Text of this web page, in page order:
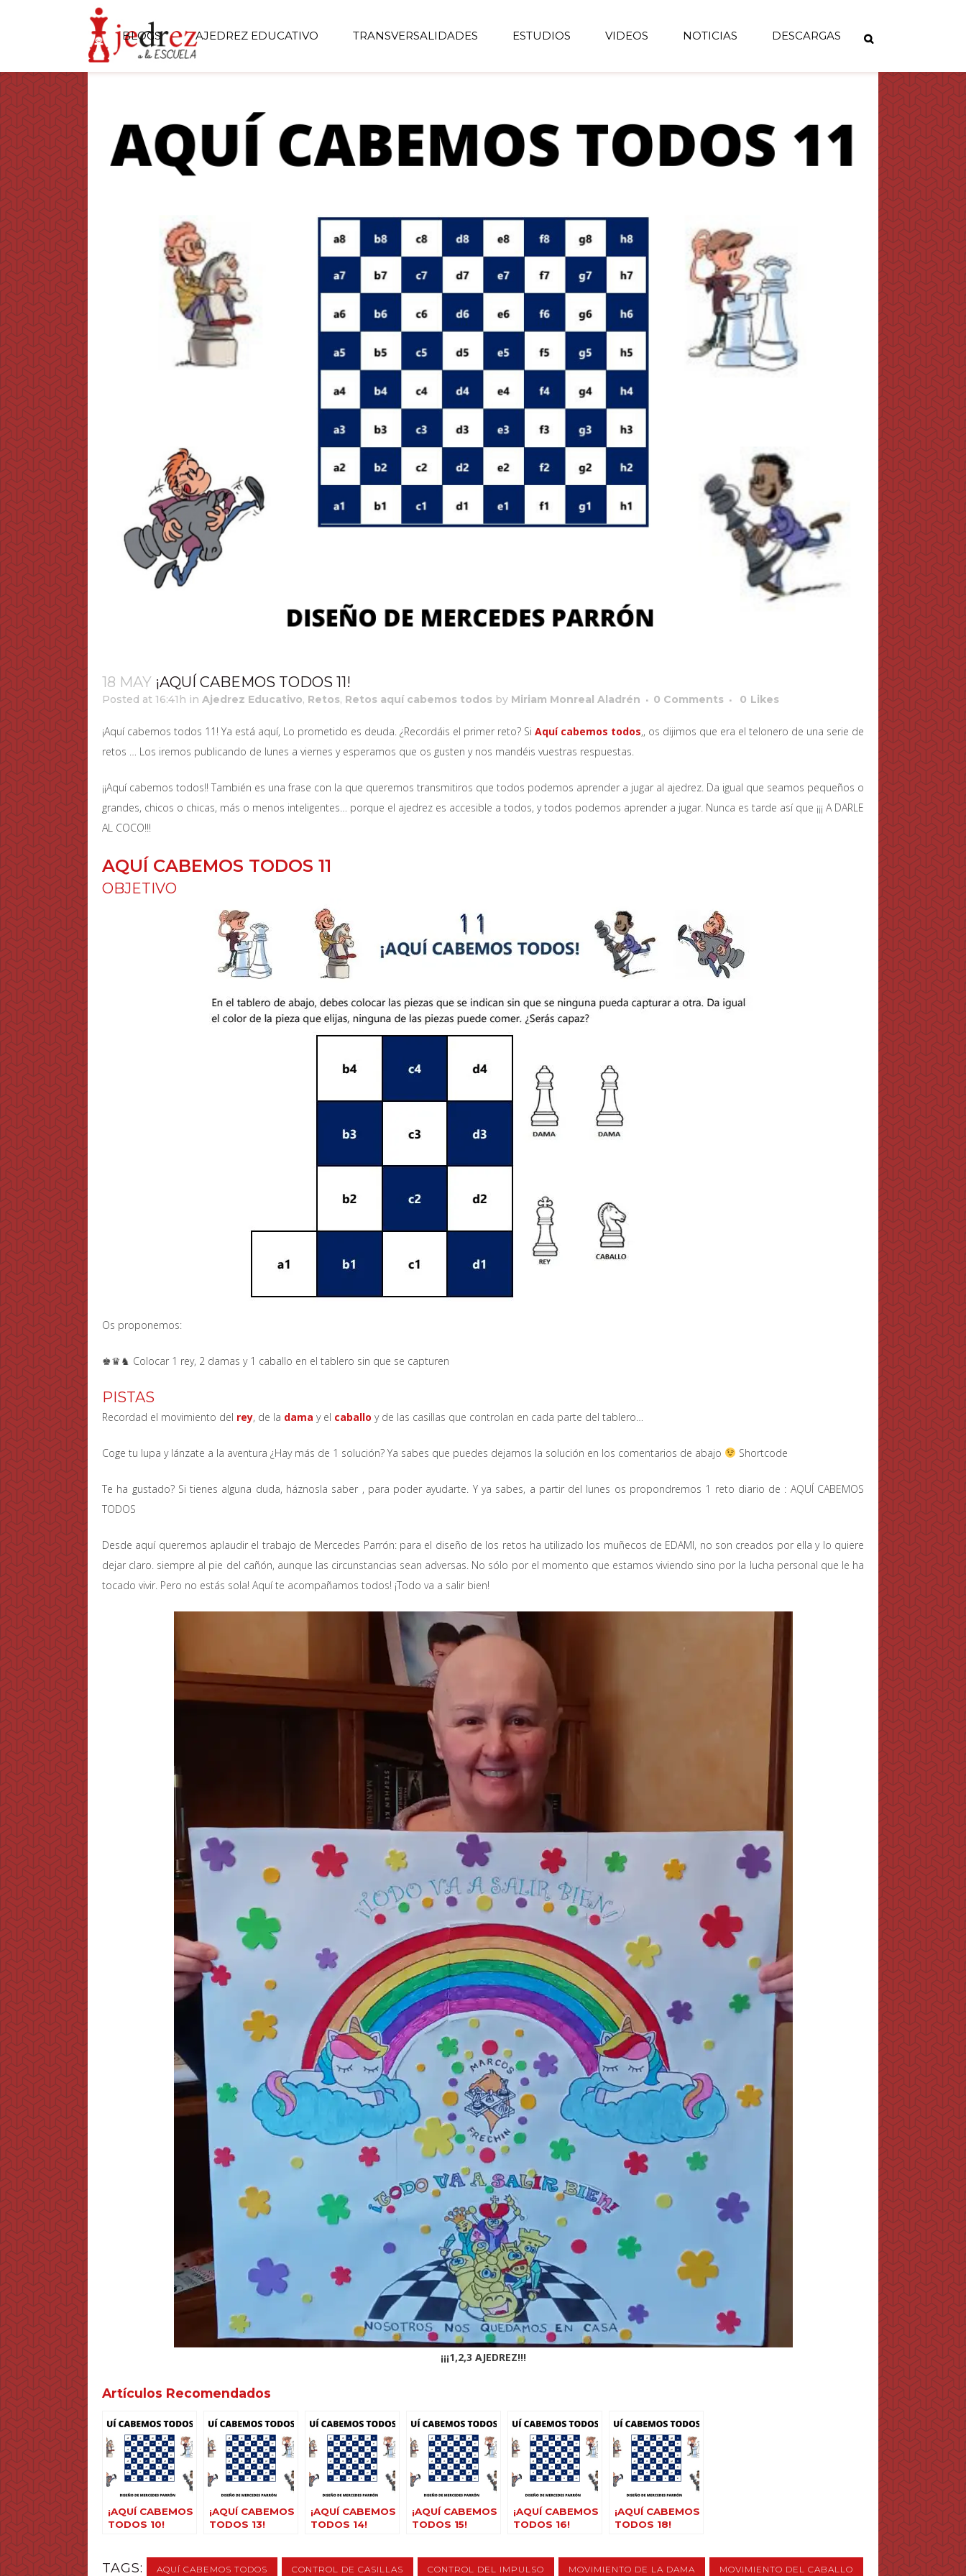
BLOGS AJEDREZ EDUCATIVO TRANSVERSALIDADES ESTUDIOS VIDEOS NOTICIAS DESCARGAS
18 MAY ¡AQUÍ CABEMOS TODOS 11!
Posted at 16:41h in Ajedrez Educativo, Retos, Retos aquí cabemos todos by Miriam Monreal Aladrén 0 Comments 0 Likes
¡Aquí cabemos todos 11! Ya está aquí, Lo prometido es deuda. ¿Recordáis el primer reto? Si Aquí cabemos todos,, os dijimos que era el telonero de una serie de
retos … Los iremos publicando de lunes a viernes y esperamos que os gusten y nos mandéis vuestras respuestas.
¡¡Aquí cabemos todos!! También es una frase con la que queremos transmitiros que todos podemos aprender a jugar al ajedrez. Da igual que seamos pequeños o
grandes, chicos o chicas, más o menos inteligentes… porque el ajedrez es accesible a todos, y todos podemos aprender a jugar. Nunca es tarde así que ¡¡¡ A DARLE
AL COCO!!!
AQUÍ CABEMOS TODOS 11
OBJETIVO
Os proponemos:
♚♛♞ Colocar 1 rey, 2 damas y 1 caballo en el tablero sin que se capturen
PISTAS
Recordad el movimiento del rey, de la dama y el caballo y de las casillas que controlan en cada parte del tablero…
Coge tu lupa y lánzate a la aventura ¿Hay más de 1 solución? Ya sabes que puedes dejarnos la solución en los comentarios de abajo Shortcode
Te ha gustado? Si tienes alguna duda, háznosla saber , para poder ayudarte. Y ya sabes, a partir del lunes os propondremos 1 reto diario de : AQUÍ CABEMOS
TODOS
Desde aquí queremos aplaudir el trabajo de Mercedes Parrón: para el diseño de los retos ha utilizado los muñecos de EDAMI, no son creados por ella y lo quiere
dejar claro. siempre al pie del cañón, aunque las circunstancias sean adversas. No sólo por el momento que estamos viviendo sino por la lucha personal que le ha
tocado vivir. Pero no estás sola! Aquí te acompañamos todos! ¡Todo va a salir bien!
¡¡¡1,2,3 AJEDREZ!!!
Artículos Recomendados
¡AQUÍ CABEMOS
TODOS 10!
¡AQUÍ CABEMOS
TODOS 13!
¡AQUÍ CABEMOS
TODOS 14!
¡AQUÍ CABEMOS
TODOS 15!
¡AQUÍ CABEMOS
TODOS 16!
¡AQUÍ CABEMOS
TODOS 18!
TAGS: AQUÍ CABEMOS TODOS CONTROL DE CASILLAS CONTROL DEL IMPULSO MOVIMIENTO DE LA DAMA MOVIMIENTO DEL CABALLO